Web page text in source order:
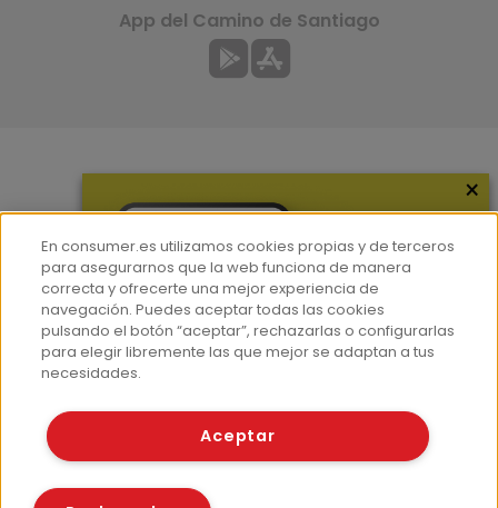
Hemeroteca
Contacto
Prensa
Corpus Lingüístico Consumer
App del Camino de Santiago
© Fundación EROSKI
Políticas de cookies
×
En consumer.es utilizamos cookies propias y de terceros
para asegurarnos que la web funciona de manera
correcta y ofrecerte una mejor experiencia de
navegación. Puedes aceptar todas las cookies
pulsando el botón “aceptar”, rechazarlas o configurarlas
para elegir libremente las que mejor se adaptan a tus
necesidades.
Aceptar